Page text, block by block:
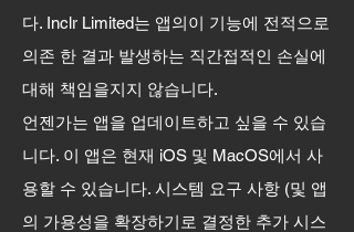
다. Inclr Limited는 앱의이 기능에 전적으로
의존 한 결과 발생하는 직간접적인 손실에
대해 책임을지지 않습니다.
언젠가는 앱을 업데이트하고 싶을 수 있습
니다. 이 앱은 현재 iOS 및 MacOS에서 사
용할 수 있습니다. 시스템 요구 사항 (및 앱
의 가용성을 확장하기로 결정한 추가 시스